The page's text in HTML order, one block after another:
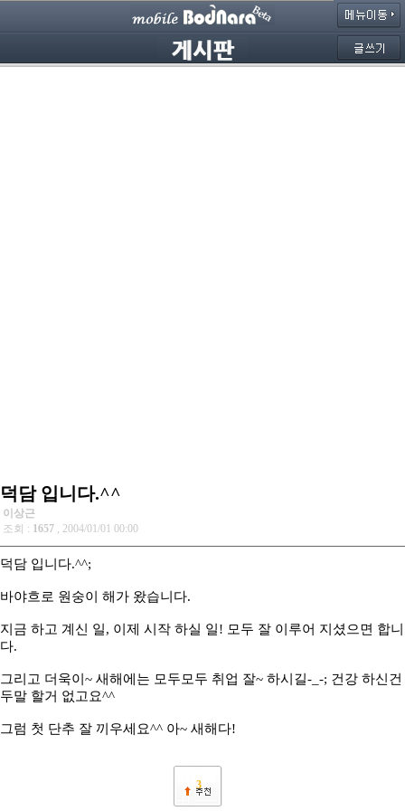
덕담 입니다.^^
이상근
조회 : 1657 , 2004/01/01 00:00
덕담 입니다.^^;
바야흐로 원숭이 해가 왔습니다.
지금 하고 계신 일, 이제 시작 하실 일! 모두 잘 이루어 지셨으면 합니
다.
그리고 더욱이~ 새해에는 모두모두 취업 잘~ 하시길-_-; 건강 하신건
두말 할거 없고요^^
그럼 첫 단추 잘 끼우세요^^ 아~ 새해다!
3